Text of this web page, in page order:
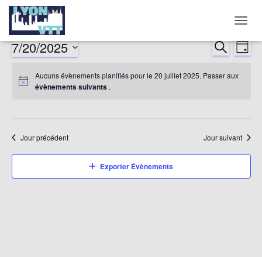
LA
et
de
vues
RECHERCHE
JOUR
7/20/2025
une
date.
Aucuns évènements planifiés pour le 20 juillet 2025. Passer aux
évènements suivants .
Jour précédent Jour suivant
Exporter Évènements